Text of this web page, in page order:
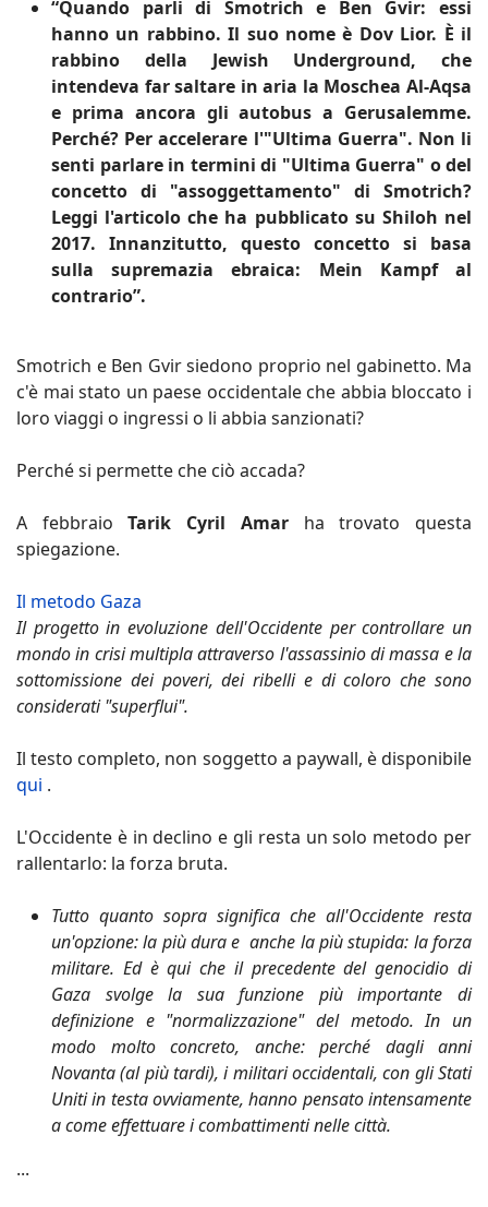
“Quando parli di Smotrich e Ben Gvir: essi
hanno un rabbino. Il suo nome è Dov Lior. È il
rabbino della Jewish Underground, che
intendeva far saltare in aria la Moschea Al-Aqsa
e prima ancora gli autobus a Gerusalemme.
Perché? Per accelerare l'"Ultima Guerra". Non li
senti parlare in termini di "Ultima Guerra" o del
concetto di "assoggettamento" di Smotrich?
Leggi l'articolo che ha pubblicato su Shiloh nel
2017. Innanzitutto, questo concetto si basa
sulla supremazia ebraica: Mein Kampf al
contrario”.
Smotrich e Ben Gvir siedono proprio nel gabinetto. Ma
c'è mai stato un paese occidentale che abbia bloccato i
loro viaggi o ingressi o li abbia sanzionati?
Perché si permette che ciò accada?
A febbraioTarik Cyril Amarha trovato questa
spiegazione.
Il metodo Gaza
Il progetto in evoluzione dell'Occidente per controllare un
mondo in crisi multipla attraverso l'assassinio di massa e la
sottomissione dei poveri, dei ribelli e di coloro che sono
considerati "superflui".
Il testo completo, non soggetto a paywall, è disponibile
qui .
L'Occidente è in declino e gli resta un solo metodo per
rallentarlo: la forza bruta.
Tutto quanto sopra significa che all'Occidente resta
un'opzione: la più dura e anche la più stupida: la forza
militare. Ed è qui che il precedente del genocidio di
Gaza svolge la sua funzione più importante di
definizione e "normalizzazione" del metodo. In un
modo molto concreto, anche: perché dagli anni
Novanta (al più tardi), i militari occidentali, con gli Stati
Uniti in testa ovviamente, hanno pensato intensamente
a come effettuare i combattimenti nelle città.
...